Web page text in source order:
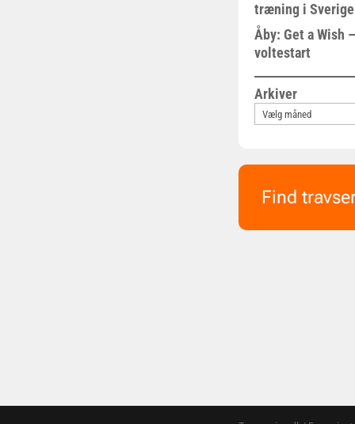
træning i Sverige
Åby: Get a Wish
voltestart
Arkiver
Find